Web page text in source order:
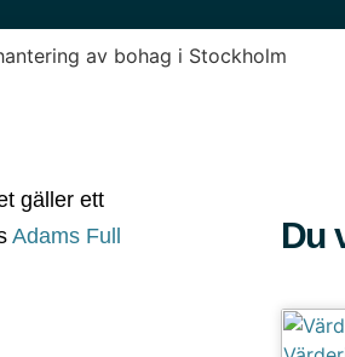
av bohag i Stockholm
gäller ett
Adams Full
Du